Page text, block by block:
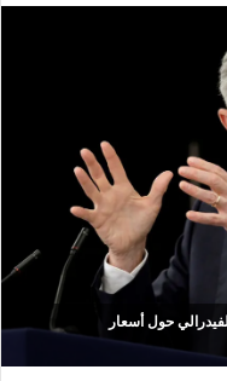
حول أسعار